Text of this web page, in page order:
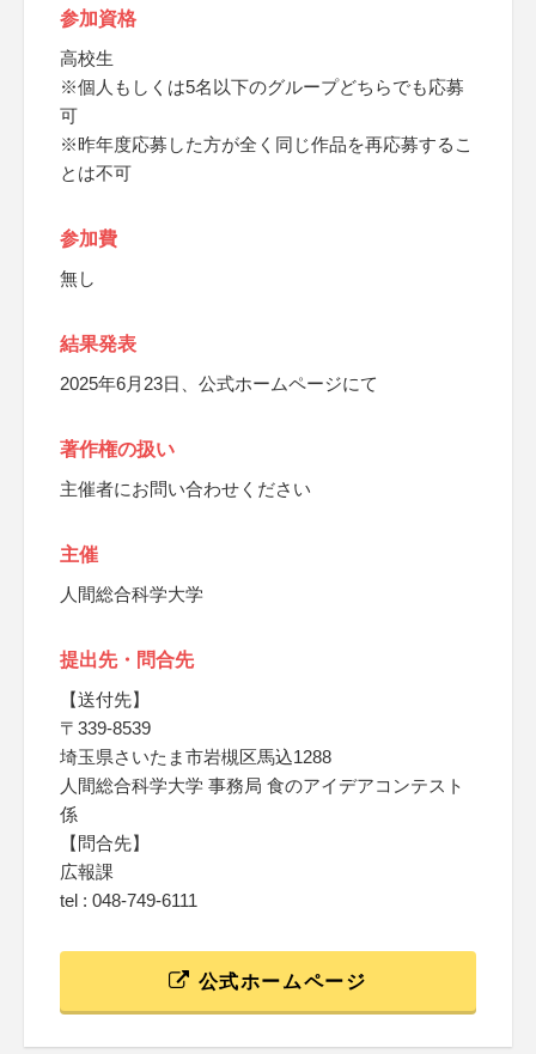
参加資格
高校生
※個人もしくは5名以下のグループどちらでも応募
可
※昨年度応募した方が全く同じ作品を再応募するこ
とは不可
参加費
無し
結果発表
2025年6月23日、公式ホームページにて
著作権の扱い
主催者にお問い合わせください
主催
人間総合科学大学
提出先・問合先
【送付先】
〒339-8539
埼玉県さいたま市岩槻区馬込1288
人間総合科学大学 事務局 食のアイデアコンテスト
係
【問合先】
広報課
tel : 048-749-6111
公式ホームページ